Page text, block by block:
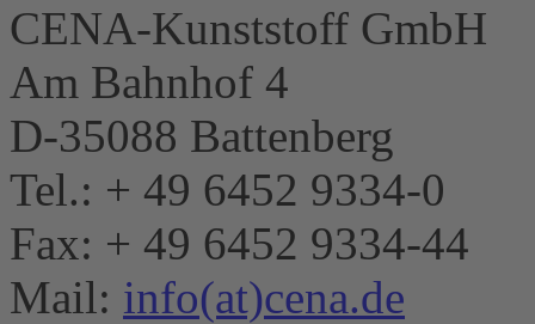
CENA-Kunststoff GmbH
Am Bahnhof 4
D-35088 Battenberg
Tel.: + 49 6452 9334-0
Fax: + 49 6452 9334-44
Mail: info(at)cena.de